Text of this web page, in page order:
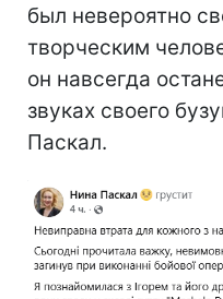
был невероятно
творческим
он навсегда
звуках своего
Паскал.